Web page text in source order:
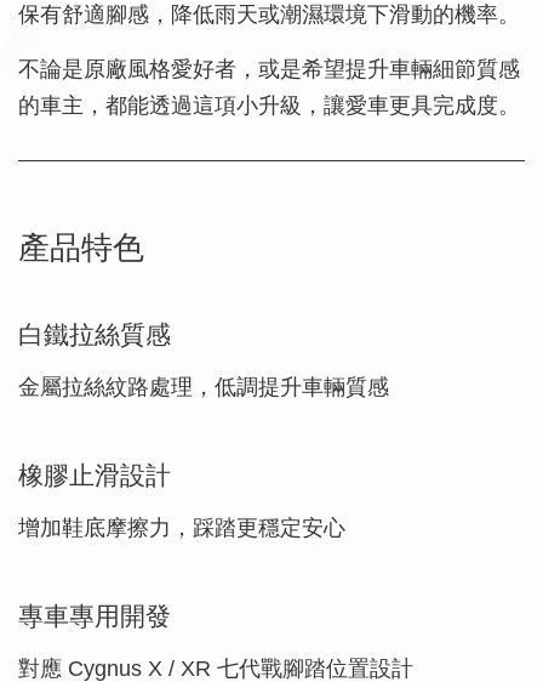
保有舒適腳感，降低雨天或潮濕環境下滑動的機率。
不論是原廠風格愛好者，或是希望提升車輛細節質感
的車主，都能透過這項小升級，讓愛車更具完成度。
產品特色
白鐵拉絲質感
金屬拉絲紋路處理，低調提升車輛質感
橡膠止滑設計
增加鞋底摩擦力，踩踏更穩定安心
專車專用開發
對應 Cygnus X / XR 七代戰腳踏位置設計